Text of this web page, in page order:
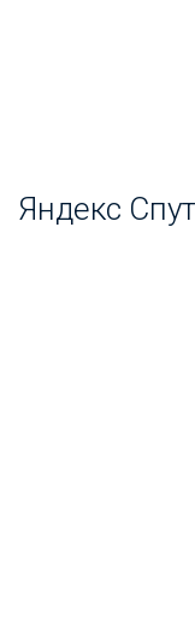
Яндекс